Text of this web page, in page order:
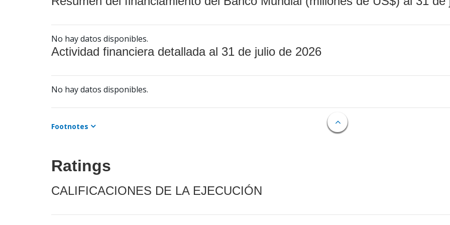
No hay datos disponibles.
Actividad financiera detallada al 31 de julio de 2026
No hay datos disponibles.
Footnotes
Ratings
CALIFICACIONES DE LA EJECUCIÓN